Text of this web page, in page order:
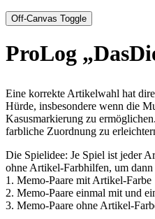
Off-Canvas Toggle
ProLog
Eine korrekte Artikelwahl hat
Hürde, insbesondere wenn die
Kasusmarkierung zu
farbliche Zuordnung zu
Die Spielidee: Je Spiel ist jeder
ohne Artikel-Farbhilfen, um
1. Memo-Paare mit Artikel-Farbe
2. Memo-Paare einmal mit und
3. Memo-Paare ohne Artikel-